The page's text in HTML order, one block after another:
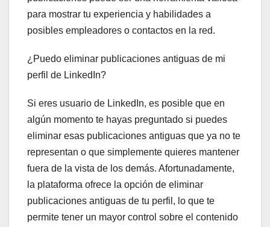
para mostrar tu experiencia y habilidades a
posibles empleadores o contactos en la red.
¿Puedo eliminar publicaciones antiguas de mi
perfil de LinkedIn?
Si eres usuario de LinkedIn, es posible que en
algún momento te hayas preguntado si puedes
eliminar esas publicaciones antiguas que ya no te
representan o que simplemente quieres mantener
fuera de la vista de los demás. Afortunadamente,
la plataforma ofrece la opción de eliminar
publicaciones antiguas de tu perfil, lo que te
permite tener un mayor control sobre el contenido